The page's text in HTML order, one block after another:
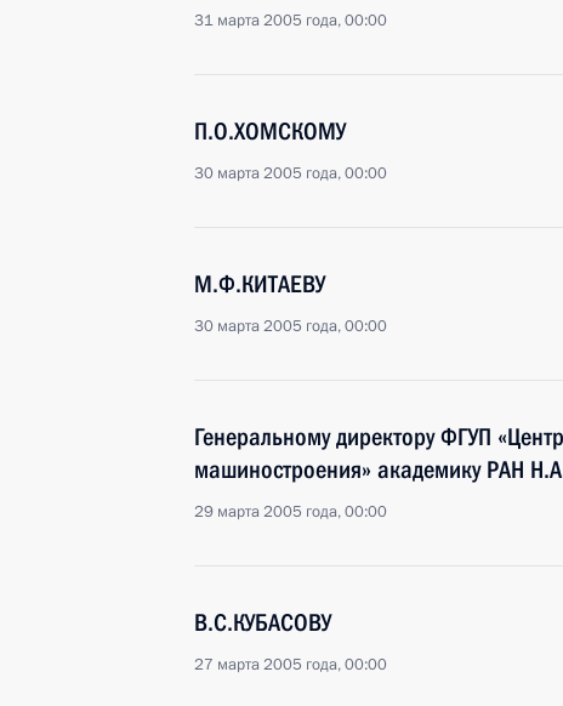
31 марта 2005 года, 00:00
П.О.ХОМСКОМУ
30 марта 2005 года, 00:00
М.Ф.КИТАЕВУ
30 марта 2005 года, 00:00
Генеральному директору ФГУП
машиностроения» академику РАН
29 марта 2005 года, 00:00
В.С.КУБАСОВУ
27 марта 2005 года, 00:00